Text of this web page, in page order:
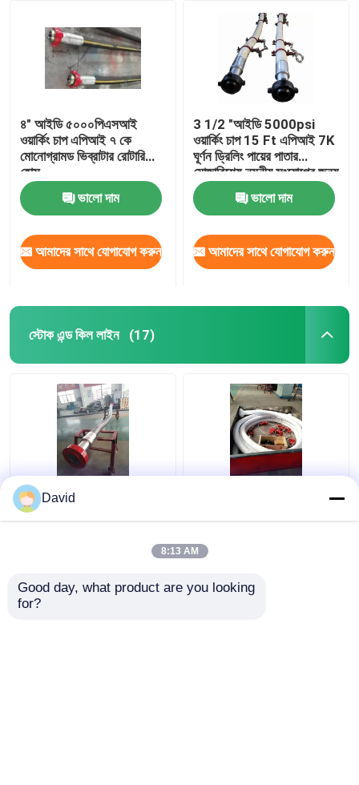
৪" আইডি ৫০০০পিএসআই
ওয়ার্কিং চাপ এপিআই ৭ কে
মোনোগ্রামড ভিব্রাটার রোটারি
হোস
ভালো দাম
আমাদের সাথে যোগাযোগ করুন
3 1/2 "আইডি 5000psi
ওয়ার্কিং চাপ 15 Ft এপিআই 7K
ঘূর্ণন ড্রিলিং পায়ের পাতার
মোজাবিশেষ নমনীয় সংযোগের জন্য
ঘূর্ণন পায়ের পাতার মোজাবিশেষ
জন্য উপযুক্তভালো দাম
আমাদের সাথে যোগাযোগ করুন
স্টোক এন্ড কিল লাইন (17)
API 16C স্ট্যান্ডার্ড স্টোক এবং
খুন লাইন ড্রিলিং রিগ কাটিং
4 ইঞ্চি 5000 পিসি কোফ্লেক্সিপ
David
8:13 AM
Good day, what product are you looking
for?